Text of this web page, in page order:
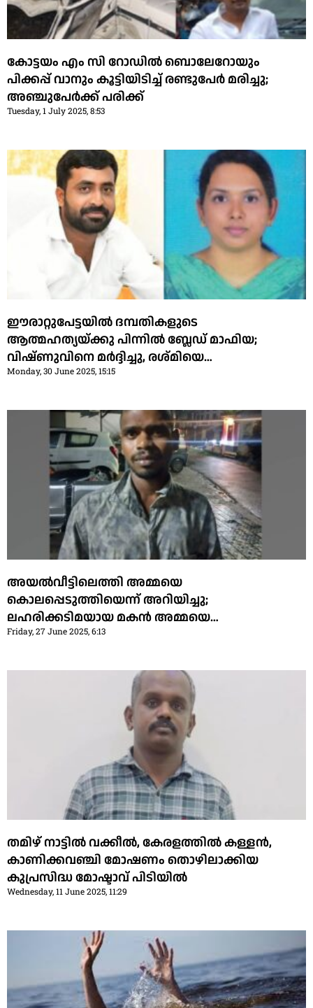
കോട്ടയം എം സി റോഡിൽ ബൊലേറോയും
പിക്കപ്പ് വാനും കൂട്ടിയിടിച്ച് രണ്ടുപേർ മരിച്ചു;
അഞ്ചുപേർക്ക് പരിക്ക്
Tuesday, 1 July 2025, 8:53
ഈരാറ്റുപേട്ടയില്‍ ദമ്പതികളുടെ
ആത്മഹത്യയ്ക്കു പിന്നില്‍ ബ്ലേഡ് മാഫിയ;
വിഷ്ണുവിനെ മര്‍ദ്ദിച്ചു, രശ്മിയെ
ആശുപത്രിയിലെത്തി ശല്യം ചെയ്തു, വിഷം
Monday, 30 June 2025, 15:15
അയൽവീട്ടിലെത്തി അമ്മയെ
കൊലപ്പെടുത്തിയെന്ന് അറിയിച്ചു;
ലഹരിക്കടിമയായ മകൻ അമ്മയെ
വെട്ടിക്കൊലപ്പെടുത്തി
Friday, 27 June 2025, 6:13
തമിഴ് നാട്ടില്‍ വക്കീല്‍, കേരളത്തില്‍ കള്ളന്‍,
കാണിക്കവഞ്ചി മോഷണം തൊഴിലാക്കിയ
കുപ്രസിദ്ധ മോഷ്ടാവ് പിടിയില്‍
Wednesday, 11 June 2025, 11:29